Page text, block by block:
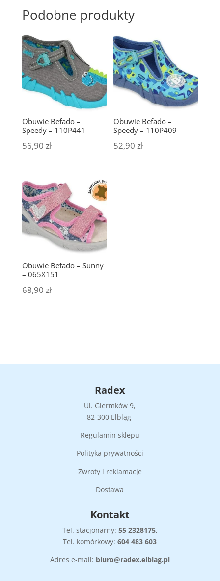
Podobne produkty
Obuwie Befado –
Speedy – 110P441
56,90 zł
Obuwie Befado –
Speedy – 110P409
52,90 zł
Obuwie Befado – Sunny
– 065X151
68,90 zł
Radex
Ul. Giermków 9,
82-300 Elbląg
Regulamin sklepu
Polityka prywatności
Zwroty i reklamacje
Dostawa
Kontakt
Tel. stacjonarny: 55 2328175,
Tel. komórkowy:604 483 603
Adres e-mail: biuro@radex.elblag.pl